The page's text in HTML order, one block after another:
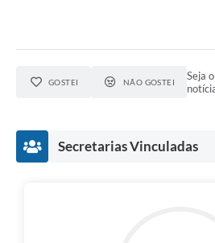
GOSTEI NÃO GOSTEI
Seja
Secretarias Vinculadas